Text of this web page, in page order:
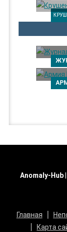
Anomaly-Hub
Главная
Карта